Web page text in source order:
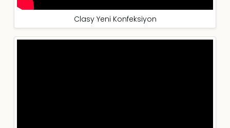
Clasy Yeni Konfeksiyon